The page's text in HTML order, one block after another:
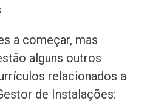
a começar, mas
alguns outros
relacionados a
de Instalações: